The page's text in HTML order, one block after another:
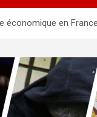
économique en